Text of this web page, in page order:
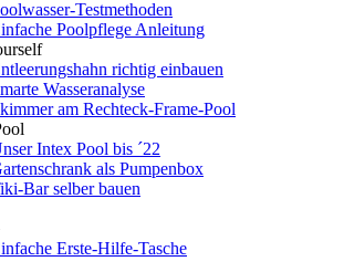
Testmethoden
Poolpflege Anleitung
richtig einbauen
Wasseranalyse
am Rechteck-Frame-Pool
Intex Pool bis ´22
als Pumpenbox
Bar selber bauen
Erste-Hilfe-Tasche